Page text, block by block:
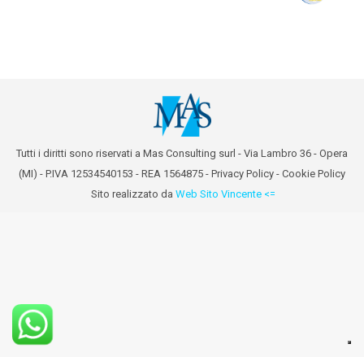
Tutti i diritti sono riservati a Mas Consulting surl - Via Lambro 36 - Opera
(MI) - P.IVA 12534540153 - REA 1564875 - Privacy Policy - Cookie Policy
Sito realizzato da Web Sito Vincente <=